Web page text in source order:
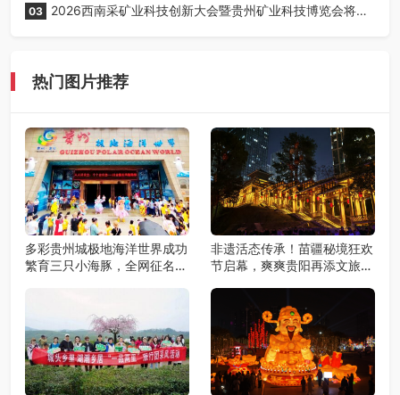
03 2026西南采矿业科技创新大会暨贵州矿业科技博览会将在
热门图片推荐
多彩贵州城极地海洋世界成功
繁育三只小海豚，全网征名正
非遗活态传承！苗疆秘境狂欢
节启幕，爽爽贵阳再添文旅新